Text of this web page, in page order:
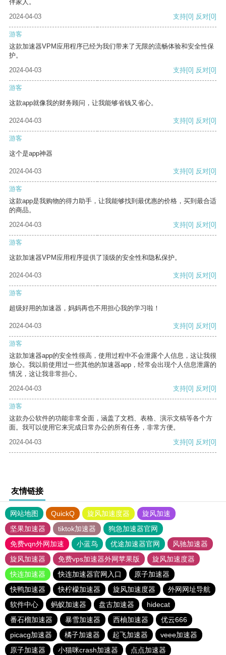
伴家人。
2024-04-03
支持[0] 反对[0]
游客
这款加速器VPM应用程序已经为我们带来了无限的流畅体验和安全性保
护。
2024-04-03
支持[0] 反对[0]
游客
这款app就像我的财务顾问，让我能够省钱又省心。
2024-04-03 支持[0] 反对[0]
游客
这个是app神器
2024-04-03 支持[0] 反对[0]
游客
这款app是我购物的得力助手，让我能够找到最优惠的价格，买到最合适
的商品。
2024-04-03
支持[0] 反对[0]
游客
这款加速器VPM应用程序提供了顶级的安全性和隐私保护。
2024-04-03 支持[0] 反对[0]
游客
超级好用的加速器，妈妈再也不用担心我的学习啦！
2024-04-03 支持[0] 反对[0]
游客
这款加速器app的安全性很高，使用过程中不会泄露个人信息，这让我很
放心。我以前使用过一些其他的加速器app，经常会出现个人信息泄露的
情况，这让我非常担心。
2024-04-03
支持[0] 反对[0]
游客
这款办公软件的功能非常全面，涵盖了文档、表格、演示文稿等各个方
面。我可以使用它来完成日常办公的所有任务，非常方便。
2024-04-03
支持[0] 反对[0]
友情链接
网站地图 QuickQ 旋风加速度器
旋风加速
坚果加速器
tiktok加速器
狗急加速器官网
免费vqn外网加速
小蓝鸟 优途加速器官网
风驰加速器
旋风加速器
免费vps加速器外网苹果版
旋风加速度器
快连加速器
快连加速器官网入口
原子加速器
快鸭加速器
快柠檬加速器 旋风加速度器
外网网址导航
软件中心
蚂蚁加速器 盘古加速器
hidecat
番石榴加速器
暴雪加速器 西柚加速器
优云666
picacg加速器
橘子加速器 起飞加速器
veee加速器
原子加速器
小猫咪crash加速器 点点加速器